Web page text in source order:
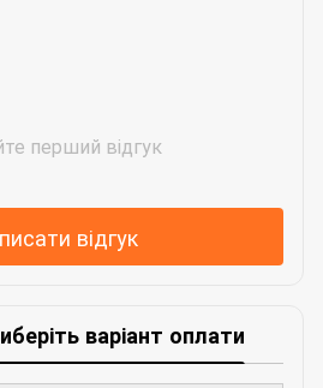
перший відгук
відгук
варіант оплати